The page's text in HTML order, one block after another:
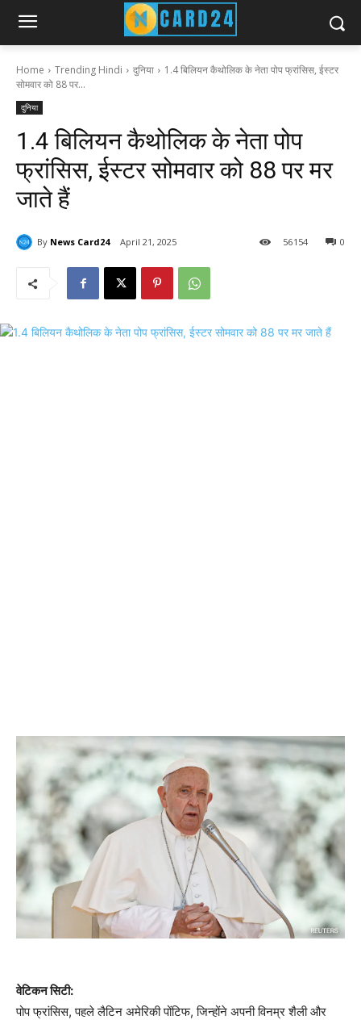
Home Trending Hindi दुनिया
1.4 बिलियन कैथोलिक के नेता पोप फ्रांसिस, ईस्टर
सोमवार को 88 पर...
दुनिया
1.4 बिलियन कैथोलिक के नेता पोप
फ्रांसिस, ईस्टर सोमवार को 88 पर मर
जाते हैं
By News Card24 April 21, 2025 0
56154
वेटिकन सिटी:
पोप फ्रांसिस, पहले लैटिन अमेरिकी पोंटिफ, जिन्होंने अपनी विनम्र शैली और